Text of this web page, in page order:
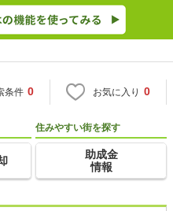
条件 0 お気に入り 0
住みやすい街を探す
助成金
情報